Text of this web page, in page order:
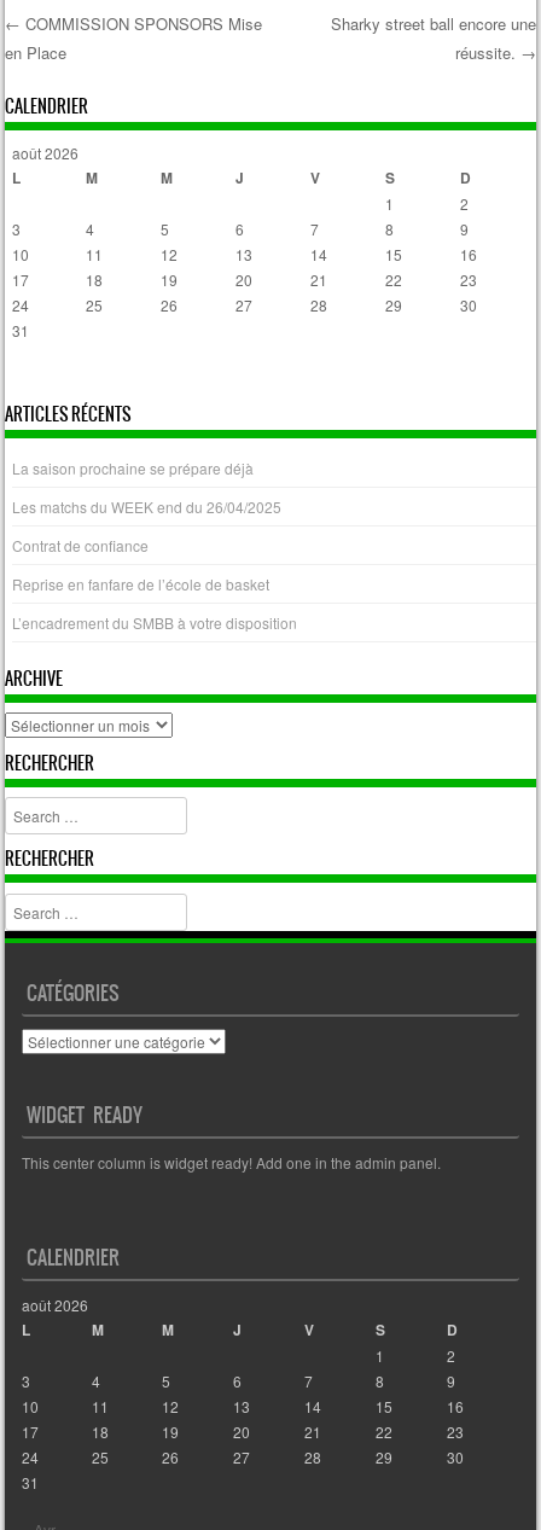
Post navigation
← COMMISSION SPONSORS Mise
en Place
Sharky street ball encore une
réussite. →
CALENDRIER
août 2026
L M M J V S D
1
2
3
4 5 6 7 8
9
10
11 12 13 14 15
16
17
18 19 20 21 22
23
24
25 26 27 28 29
30
31
ARTICLES RÉCENTS
La saison prochaine se prépare déjà
Les matchs du WEEK end du 26/04/2025
Contrat de confiance
Reprise en fanfare de l’école de basket
L’encadrement du SMBB à votre disposition
ARCHIVE
archive
RECHERCHER
Search
RECHERCHER
Search
CATÉGORIES
Catégories
WIDGET READY
This center column is widget ready! Add one in the admin panel.
CALENDRIER
août 2026
L M M J V S D
1
2
3
4 5 6 7 8
9
10
11 12 13 14 15
16
17
18 19 20 21 22
23
24
25 26 27 28 29
30
31